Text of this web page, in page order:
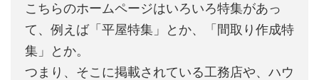
こちらのホームページはいろいろ特集があっ
て、例えば「平屋特集」とか、「間取り作成特
集」とか。
つまり、そこに掲載されている工務店や、ハウ